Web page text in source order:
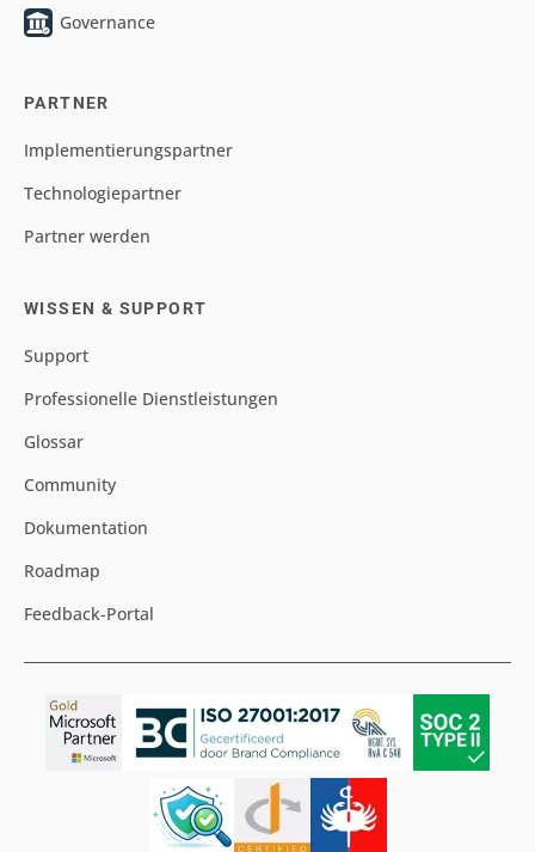
Governance
PARTNER
Implementierungspartner
Technologiepartner
Partner werden
WISSEN & SUPPORT
Support
Professionelle Dienstleistungen
Glossar
Community
Dokumentation
Roadmap
Feedback-Portal